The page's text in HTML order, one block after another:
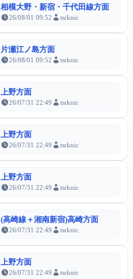
相模大野・新宿・千代田線方面
26/08/01 09:52 tsrknic
片瀬江ノ島方面
26/08/01 09:52 tsrknic
上野方面
26/07/31 22:49 tsrknic
上野方面
26/07/31 22:49 tsrknic
上野方面
26/07/31 22:49 tsrknic
(高崎線＋湘南新宿)高崎方面
26/07/31 22:49 tsrknic
上野方面
26/07/31 22:49 tsrknic